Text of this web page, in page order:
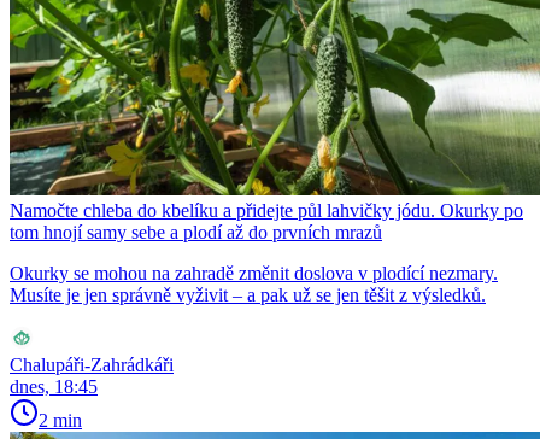
Namočte chleba do kbelíku a přidejte půl lahvičky jódu. Okurky po
tom hnojí samy sebe a plodí až do prvních mrazů
Okurky se mohou na zahradě změnit doslova v plodící nezmary.
Musíte je jen správně vyživit – a pak už se jen těšit z výsledků.
Chalupáři-Zahrádkáři
dnes, 18:45
2 min